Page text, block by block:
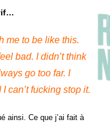
me to be like this.
bad. I didn’t think
go too far. I
can’t fucking stop it.
ainsi. Ce que j’ai fait à